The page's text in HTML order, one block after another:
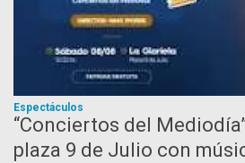
Espectáculos
“Conciertos del
plaza 9 de Julio con